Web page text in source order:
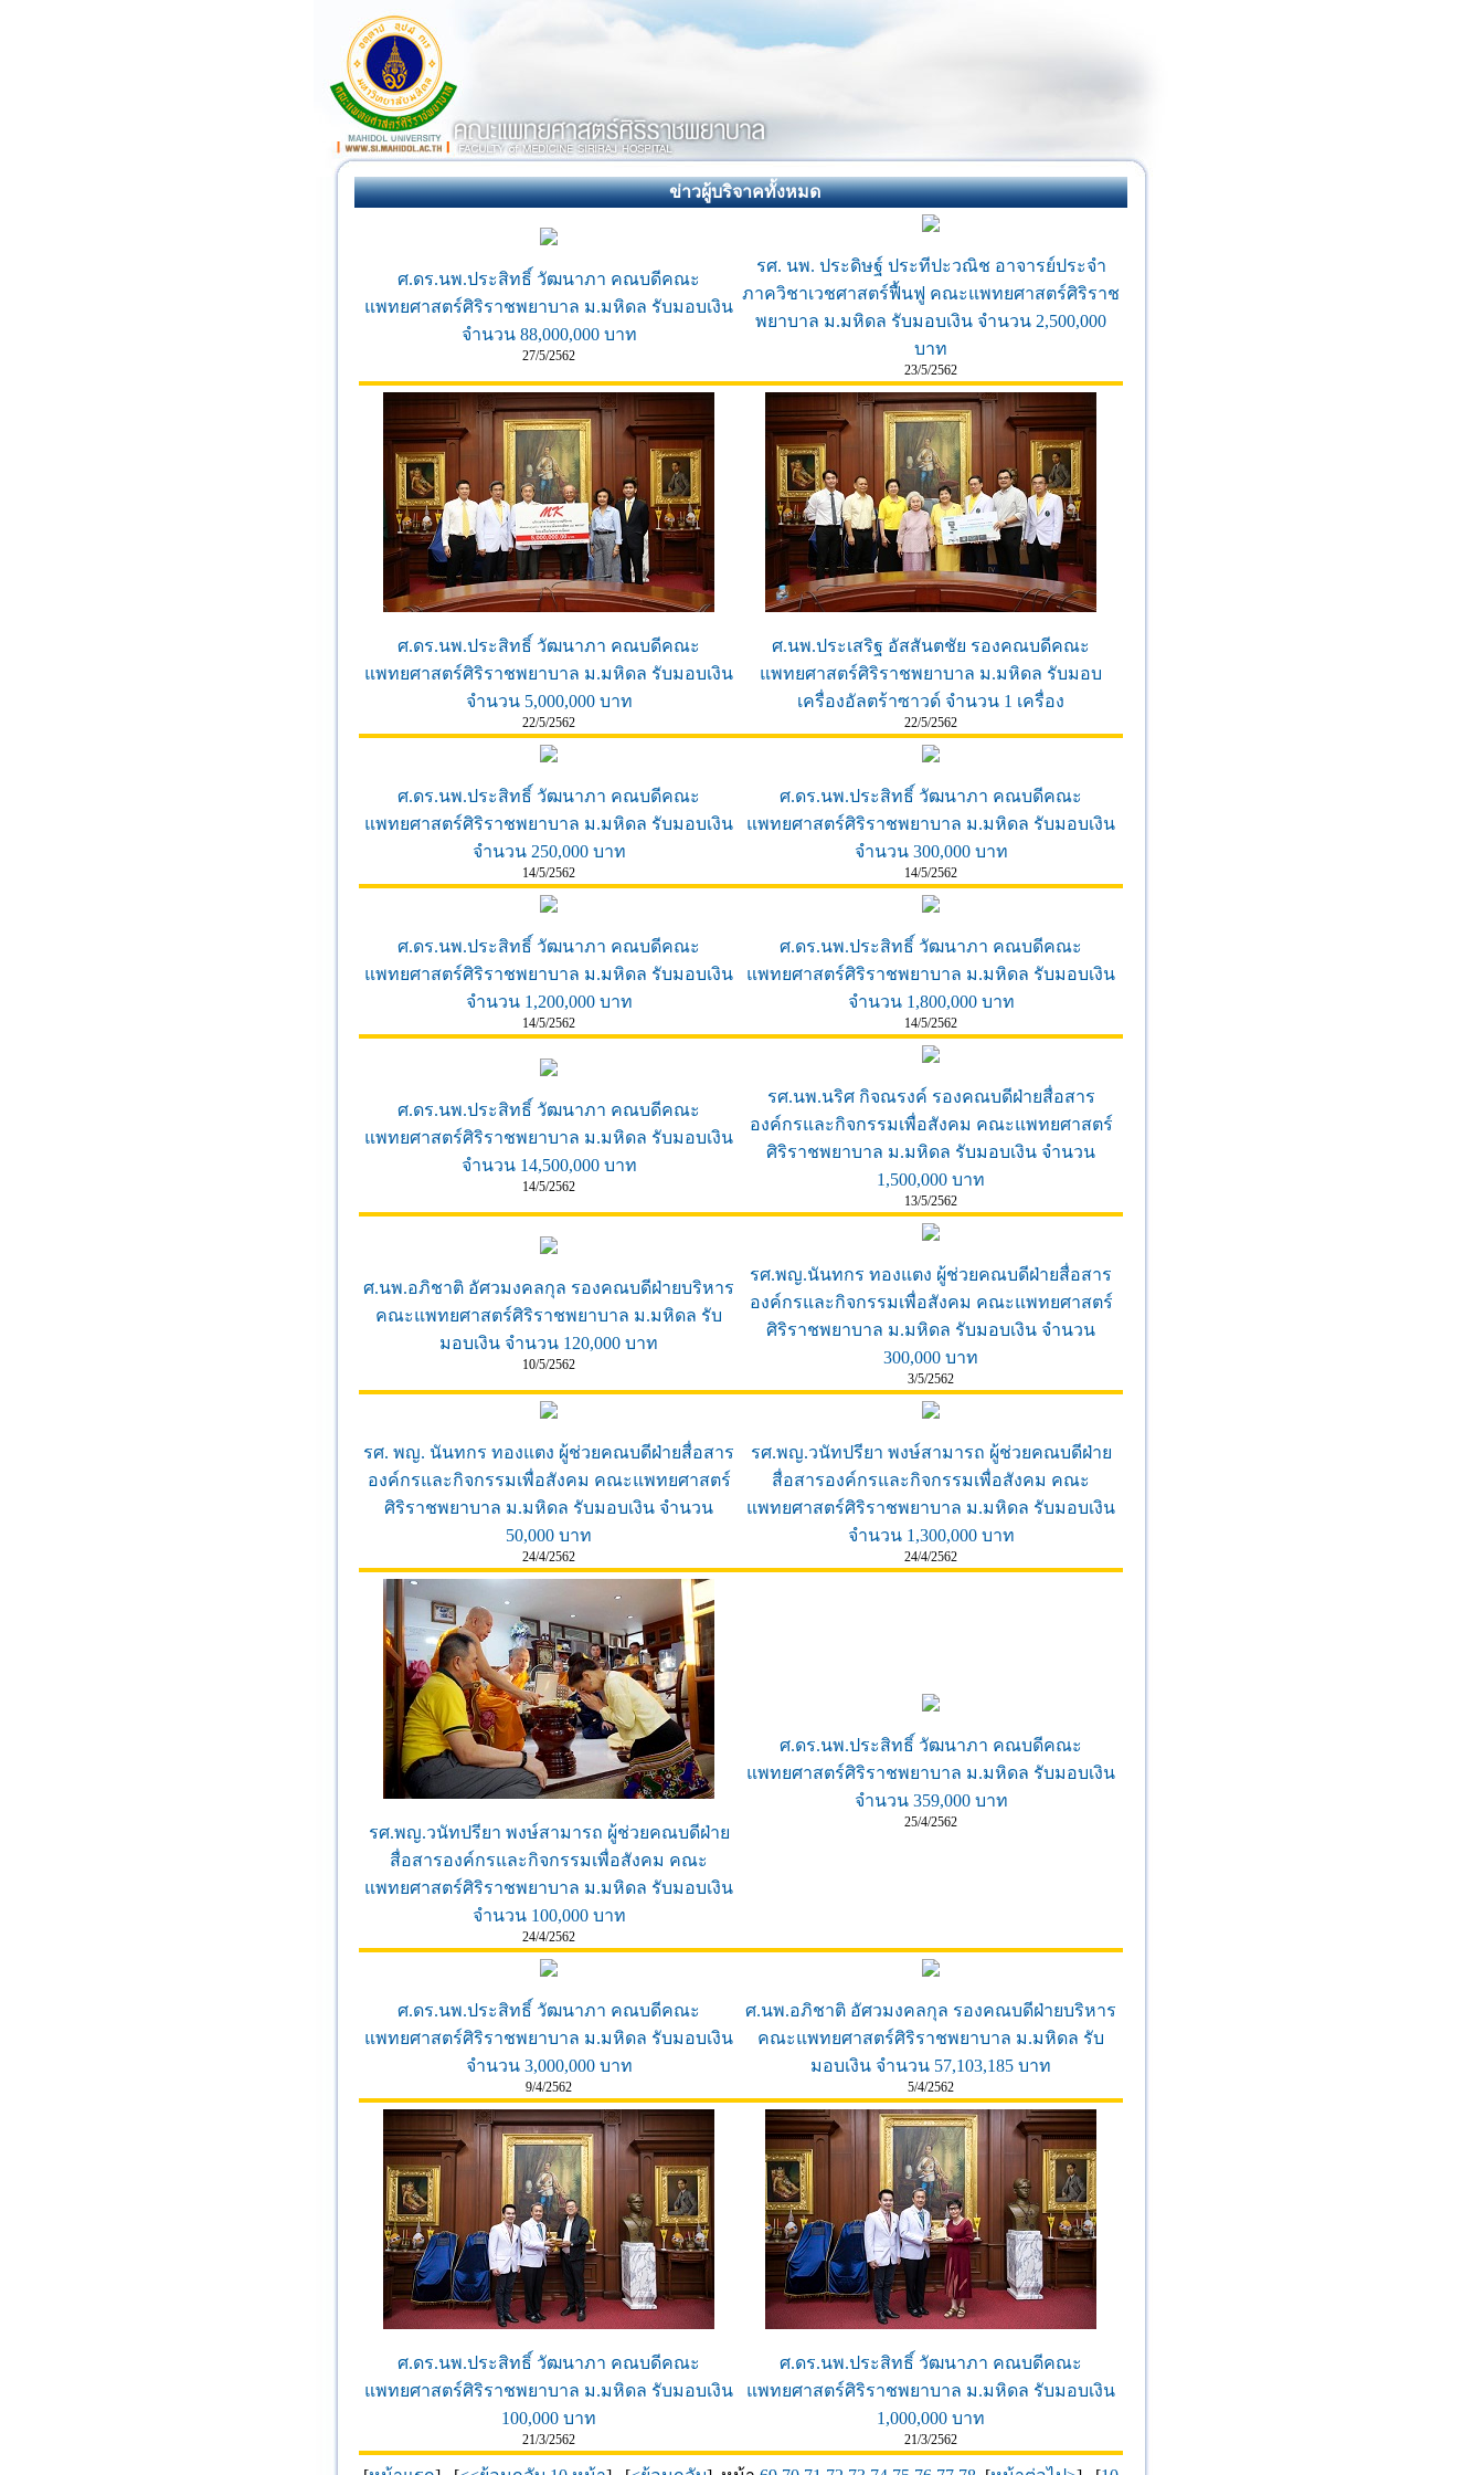
ข่าวผู้บริจาคทั้งหมด
ศ.ดร.นพ.ประสิทธิ์ วัฒนาภา คณบดีคณะ
แพทยศาสตร์ศิริราชพยาบาล ม.มหิดล รับมอบเงิน
จำนวน 88,000,000 บาท
27/5/2562
รศ. นพ. ประดิษฐ์ ประทีปะวณิช อาจารย์ประจำ
ภาควิชาเวชศาสตร์ฟื้นฟู คณะแพทยศาสตร์ศิริราช
พยาบาล ม.มหิดล รับมอบเงิน จำนวน 2,500,000
บาท
23/5/2562
ศ.ดร.นพ.ประสิทธิ์ วัฒนาภา คณบดีคณะ
แพทยศาสตร์ศิริราชพยาบาล ม.มหิดล รับมอบเงิน
จำนวน 5,000,000 บาท
22/5/2562
ศ.นพ.ประเสริฐ อัสสันตชัย รองคณบดีคณะ
แพทยศาสตร์ศิริราชพยาบาล ม.มหิดล รับมอบ
เครื่องอัลตร้าซาวด์ จำนวน 1 เครื่อง
22/5/2562
ศ.ดร.นพ.ประสิทธิ์ วัฒนาภา คณบดีคณะ
แพทยศาสตร์ศิริราชพยาบาล ม.มหิดล รับมอบเงิน
จำนวน 250,000 บาท
14/5/2562
ศ.ดร.นพ.ประสิทธิ์ วัฒนาภา คณบดีคณะ
แพทยศาสตร์ศิริราชพยาบาล ม.มหิดล รับมอบเงิน
จำนวน 300,000 บาท
14/5/2562
ศ.ดร.นพ.ประสิทธิ์ วัฒนาภา คณบดีคณะ
แพทยศาสตร์ศิริราชพยาบาล ม.มหิดล รับมอบเงิน
จำนวน 1,200,000 บาท
14/5/2562
ศ.ดร.นพ.ประสิทธิ์ วัฒนาภา คณบดีคณะ
แพทยศาสตร์ศิริราชพยาบาล ม.มหิดล รับมอบเงิน
จำนวน 1,800,000 บาท
14/5/2562
ศ.ดร.นพ.ประสิทธิ์ วัฒนาภา คณบดีคณะ
แพทยศาสตร์ศิริราชพยาบาล ม.มหิดล รับมอบเงิน
จำนวน 14,500,000 บาท
14/5/2562
รศ.นพ.นริศ กิจณรงค์ รองคณบดีฝ่ายสื่อสาร
องค์กรและกิจกรรมเพื่อสังคม คณะแพทยศาสตร์
ศิริราชพยาบาล ม.มหิดล รับมอบเงิน จำนวน
1,500,000 บาท
13/5/2562
ศ.นพ.อภิชาติ อัศวมงคลกุล รองคณบดีฝ่ายบริหาร
คณะแพทยศาสตร์ศิริราชพยาบาล ม.มหิดล รับ
มอบเงิน จำนวน 120,000 บาท
10/5/2562
รศ.พญ.นันทกร ทองแตง ผู้ช่วยคณบดีฝ่ายสื่อสาร
องค์กรและกิจกรรมเพื่อสังคม คณะแพทยศาสตร์
ศิริราชพยาบาล ม.มหิดล รับมอบเงิน จำนวน
300,000 บาท
3/5/2562
รศ. พญ. นันทกร ทองแตง ผู้ช่วยคณบดีฝ่ายสื่อสาร
องค์กรและกิจกรรมเพื่อสังคม คณะแพทยศาสตร์
ศิริราชพยาบาล ม.มหิดล รับมอบเงิน จำนวน
50,000 บาท
24/4/2562
รศ.พญ.วนัทปรียา พงษ์สามารถ ผู้ช่วยคณบดีฝ่าย
สื่อสารองค์กรและกิจกรรมเพื่อสังคม คณะ
แพทยศาสตร์ศิริราชพยาบาล ม.มหิดล รับมอบเงิน
จำนวน 1,300,000 บาท
24/4/2562
รศ.พญ.วนัทปรียา พงษ์สามารถ ผู้ช่วยคณบดีฝ่าย
สื่อสารองค์กรและกิจกรรมเพื่อสังคม คณะ
แพทยศาสตร์ศิริราชพยาบาล ม.มหิดล รับมอบเงิน
จำนวน 100,000 บาท
24/4/2562
ศ.ดร.นพ.ประสิทธิ์ วัฒนาภา คณบดีคณะ
แพทยศาสตร์ศิริราชพยาบาล ม.มหิดล รับมอบเงิน
จำนวน 359,000 บาท
25/4/2562
ศ.ดร.นพ.ประสิทธิ์ วัฒนาภา คณบดีคณะ
แพทยศาสตร์ศิริราชพยาบาล ม.มหิดล รับมอบเงิน
จำนวน 3,000,000 บาท
9/4/2562
ศ.นพ.อภิชาติ อัศวมงคลกุล รองคณบดีฝ่ายบริหาร
คณะแพทยศาสตร์ศิริราชพยาบาล ม.มหิดล รับ
มอบเงิน จำนวน 57,103,185 บาท
5/4/2562
ศ.ดร.นพ.ประสิทธิ์ วัฒนาภา คณบดีคณะ
แพทยศาสตร์ศิริราชพยาบาล ม.มหิดล รับมอบเงิน
100,000 บาท
21/3/2562
ศ.ดร.นพ.ประสิทธิ์ วัฒนาภา คณบดีคณะ
แพทยศาสตร์ศิริราชพยาบาล ม.มหิดล รับมอบเงิน
1,000,000 บาท
21/3/2562